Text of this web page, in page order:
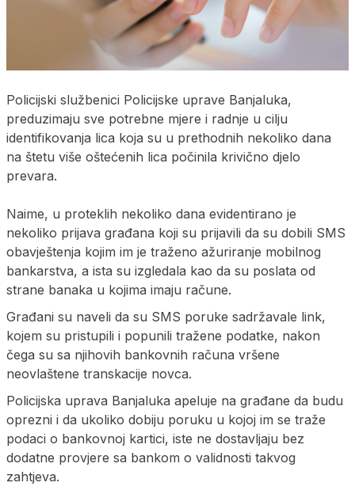
Policijski službenici Policijske uprave Banjaluka,
preduzimaju sve potrebne mjere i radnje u cilju
identifikovanja lica koja su u prethodnih nekoliko dana
na štetu više oštećenih lica počinila krivično djelo
prevara.
Naime, u proteklih nekoliko dana evidentirano je
nekoliko prijava građana koji su prijavili da su dobili SMS
obavještenja kojim im je traženo ažuriranje mobilnog
bankarstva, a ista su izgledala kao da su poslata od
strane banaka u kojima imaju račune.
Građani su naveli da su SMS poruke sadržavale link,
kojem su pristupili i popunili tražene podatke, nakon
čega su sa njihovih bankovnih računa vršene
neovlaštene transkacije novca.
Policijska uprava Banjaluka apeluje na građane da budu
oprezni i da ukoliko dobiju poruku u kojoj im se traže
podaci o bankovnoj kartici, iste ne dostavljaju bez
dodatne provjere sa bankom o validnosti takvog
zahtjeva.